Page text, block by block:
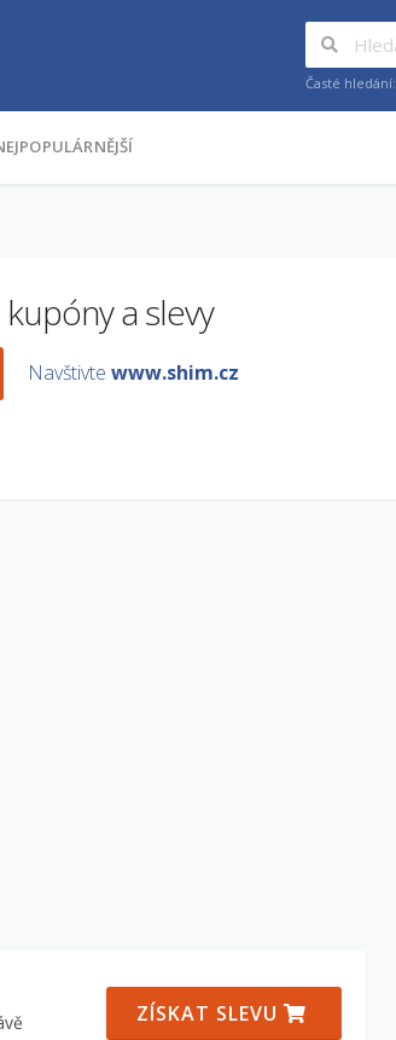
Časté hledání:
a slevy
Navštivte www.shim.cz
ZÍSKAT SLEVU